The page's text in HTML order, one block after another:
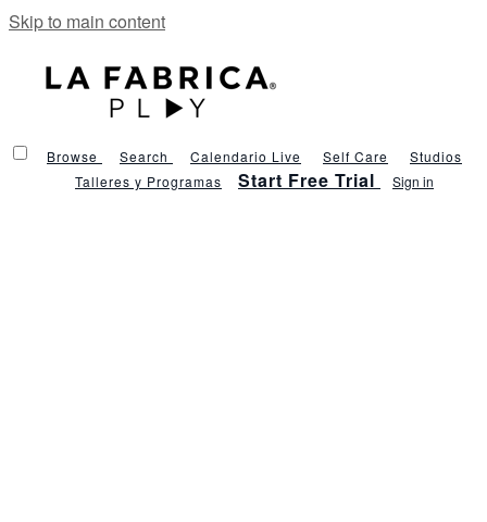
Skip to main content
Browse Search Calendario Live Self Care
Studios
Talleres y Programas
Start Free Trial Sign in